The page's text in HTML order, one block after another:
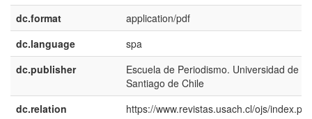
dc.format
application/pdf
dc.language
spa
dc.publisher
Escuela de Periodismo. Universidad de
Santiago de Chile
dc.relation
https://www.revistas.usach.cl/ojs/